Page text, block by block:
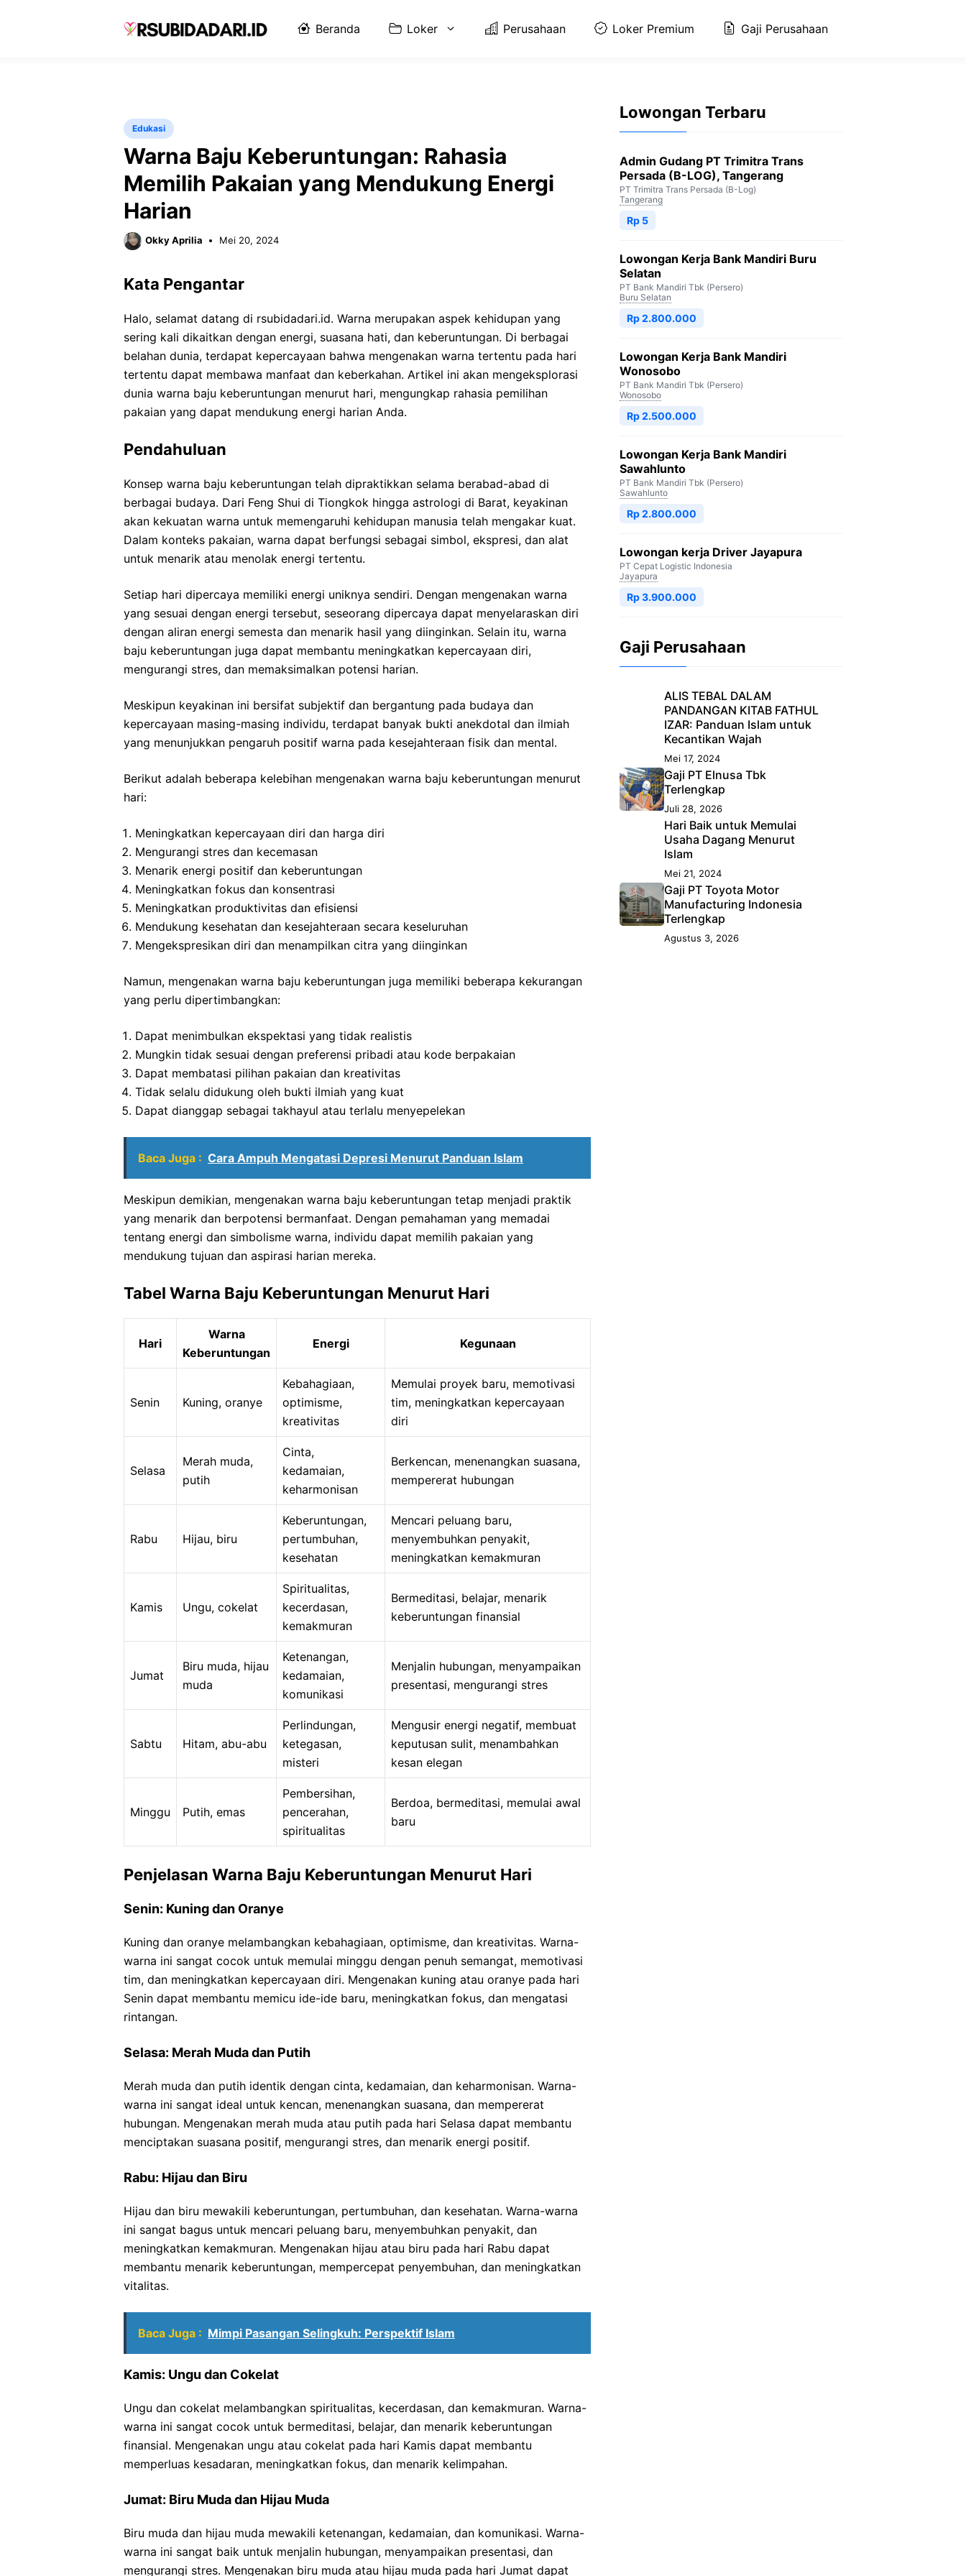
Beranda Loker Perusahaan Loker Premium Gaji Perusahaan
Edukasi
Warna Baju Keberuntungan: Rahasia
Memilih Pakaian yang Mendukung Energi
Harian
Okky Aprilia Mei 20, 2024
Kata Pengantar
Halo, selamat datang di rsubidadari.id. Warna merupakan aspek kehidupan yang
sering kali dikaitkan dengan energi, suasana hati, dan keberuntungan. Di berbagai
belahan dunia, terdapat kepercayaan bahwa mengenakan warna tertentu pada hari
tertentu dapat membawa manfaat dan keberkahan. Artikel ini akan mengeksplorasi
dunia warna baju keberuntungan menurut hari, mengungkap rahasia pemilihan
pakaian yang dapat mendukung energi harian Anda.
Pendahuluan
Konsep warna baju keberuntungan telah dipraktikkan selama berabad-abad di
berbagai budaya. Dari Feng Shui di Tiongkok hingga astrologi di Barat, keyakinan
akan kekuatan warna untuk memengaruhi kehidupan manusia telah mengakar kuat.
Dalam konteks pakaian, warna dapat berfungsi sebagai simbol, ekspresi, dan alat
untuk menarik atau menolak energi tertentu.
Setiap hari dipercaya memiliki energi uniknya sendiri. Dengan mengenakan warna
yang sesuai dengan energi tersebut, seseorang dipercaya dapat menyelaraskan diri
dengan aliran energi semesta dan menarik hasil yang diinginkan. Selain itu, warna
baju keberuntungan juga dapat membantu meningkatkan kepercayaan diri,
mengurangi stres, dan memaksimalkan potensi harian.
Meskipun keyakinan ini bersifat subjektif dan bergantung pada budaya dan
kepercayaan masing-masing individu, terdapat banyak bukti anekdotal dan ilmiah
yang menunjukkan pengaruh positif warna pada kesejahteraan fisik dan mental.
Berikut adalah beberapa kelebihan mengenakan warna baju keberuntungan menurut
hari:
Meningkatkan kepercayaan diri dan harga diri
Mengurangi stres dan kecemasan
Menarik energi positif dan keberuntungan
Meningkatkan fokus dan konsentrasi
Meningkatkan produktivitas dan efisiensi
Mendukung kesehatan dan kesejahteraan secara keseluruhan
Mengekspresikan diri dan menampilkan citra yang diinginkan
Namun, mengenakan warna baju keberuntungan juga memiliki beberapa kekurangan
yang perlu dipertimbangkan:
Dapat menimbulkan ekspektasi yang tidak realistis
Mungkin tidak sesuai dengan preferensi pribadi atau kode berpakaian
Dapat membatasi pilihan pakaian dan kreativitas
Tidak selalu didukung oleh bukti ilmiah yang kuat
Dapat dianggap sebagai takhayul atau terlalu menyepelekan
Baca Juga : Cara Ampuh Mengatasi Depresi Menurut Panduan Islam
Meskipun demikian, mengenakan warna baju keberuntungan tetap menjadi praktik
yang menarik dan berpotensi bermanfaat. Dengan pemahaman yang memadai
tentang energi dan simbolisme warna, individu dapat memilih pakaian yang
mendukung tujuan dan aspirasi harian mereka.
Tabel Warna Baju Keberuntungan Menurut Hari
Hari
Warna
Keberuntungan
Energi Kegunaan
Senin Kuning, oranye
Kebahagiaan,
optimisme,
kreativitas
Memulai proyek baru, memotivasi
tim, meningkatkan kepercayaan
diri
Selasa
Merah muda,
putih
Cinta,
kedamaian,
keharmonisan
Berkencan, menenangkan suasana,
mempererat hubungan
Rabu Hijau, biru
Keberuntungan,
pertumbuhan,
kesehatan
Mencari peluang baru,
menyembuhkan penyakit,
meningkatkan kemakmuran
Kamis Ungu, cokelat
Spiritualitas,
kecerdasan,
kemakmuran
Bermeditasi, belajar, menarik
keberuntungan finansial
Jumat
Biru muda, hijau
muda
Ketenangan,
kedamaian,
komunikasi
Menjalin hubungan, menyampaikan
presentasi, mengurangi stres
Sabtu Hitam, abu-abu
Perlindungan,
ketegasan,
misteri
Mengusir energi negatif, membuat
keputusan sulit, menambahkan
kesan elegan
Minggu Putih, emas
Pembersihan,
pencerahan,
spiritualitas
Berdoa, bermeditasi, memulai awal
baru
Penjelasan Warna Baju Keberuntungan Menurut Hari
Senin: Kuning dan Oranye
Kuning dan oranye melambangkan kebahagiaan, optimisme, dan kreativitas. Warna-
warna ini sangat cocok untuk memulai minggu dengan penuh semangat, memotivasi
tim, dan meningkatkan kepercayaan diri. Mengenakan kuning atau oranye pada hari
Senin dapat membantu memicu ide-ide baru, meningkatkan fokus, dan mengatasi
rintangan.
Selasa: Merah Muda dan Putih
Merah muda dan putih identik dengan cinta, kedamaian, dan keharmonisan. Warna-
warna ini sangat ideal untuk kencan, menenangkan suasana, dan mempererat
hubungan. Mengenakan merah muda atau putih pada hari Selasa dapat membantu
menciptakan suasana positif, mengurangi stres, dan menarik energi positif.
Rabu: Hijau dan Biru
Hijau dan biru mewakili keberuntungan, pertumbuhan, dan kesehatan. Warna-warna
ini sangat bagus untuk mencari peluang baru, menyembuhkan penyakit, dan
meningkatkan kemakmuran. Mengenakan hijau atau biru pada hari Rabu dapat
membantu menarik keberuntungan, mempercepat penyembuhan, dan meningkatkan
vitalitas.
Baca Juga : Mimpi Pasangan Selingkuh: Perspektif Islam
Kamis: Ungu dan Cokelat
Ungu dan cokelat melambangkan spiritualitas, kecerdasan, dan kemakmuran. Warna-
warna ini sangat cocok untuk bermeditasi, belajar, dan menarik keberuntungan
finansial. Mengenakan ungu atau cokelat pada hari Kamis dapat membantu
memperluas kesadaran, meningkatkan fokus, dan menarik kelimpahan.
Jumat: Biru Muda dan Hijau Muda
Biru muda dan hijau muda mewakili ketenangan, kedamaian, dan komunikasi. Warna-
warna ini sangat baik untuk menjalin hubungan, menyampaikan presentasi, dan
mengurangi stres. Mengenakan biru muda atau hijau muda pada hari Jumat dapat
Lowongan Terbaru
Admin Gudang PT Trimitra Trans
Persada (B-LOG), Tangerang
PT Trimitra Trans Persada (B-Log)
Tangerang
Rp 5
Lowongan Kerja Bank Mandiri Buru
Selatan
PT Bank Mandiri Tbk (Persero)
Buru Selatan
Rp 2.800.000
Lowongan Kerja Bank Mandiri
Wonosobo
PT Bank Mandiri Tbk (Persero)
Wonosobo
Rp 2.500.000
Lowongan Kerja Bank Mandiri
Sawahlunto
PT Bank Mandiri Tbk (Persero)
Sawahlunto
Rp 2.800.000
Lowongan kerja Driver Jayapura
PT Cepat Logistic Indonesia
Jayapura
Rp 3.900.000
Gaji Perusahaan
ALIS TEBAL DALAM
PANDANGAN KITAB FATHUL
IZAR: Panduan Islam untuk
Kecantikan Wajah
Mei 17, 2024
Gaji PT Elnusa Tbk
Terlengkap
Juli 28, 2026
Hari Baik untuk Memulai
Usaha Dagang Menurut
Islam
Mei 21, 2024
Gaji PT Toyota Motor
Manufacturing Indonesia
Terlengkap
Agustus 3, 2026